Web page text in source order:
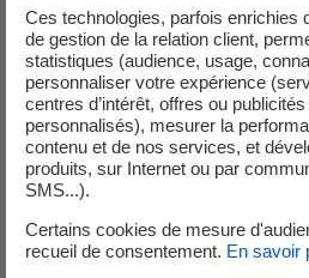
conduisant à générer
l’essai, d’une pompe
Le 13 juillet 2025, lors de la
programmé sur le système
de sauvegarde) du réacteur n°2,
deux vannes par anticipation par
Cette action a rendu
de sécurité basse pression
sans être prévu par la gamme
Ces technologies, parfois enrichies
de gestion de la relation client,
statistiques (audience, usage,
personnaliser votre expérience
centres d’intérêt, offres ou
personnalisés), mesurer la
contenu et de nos services, et
produits, sur Internet ou par
SMS...).
Certains cookies de mesure
recueil de consentement. En savoir